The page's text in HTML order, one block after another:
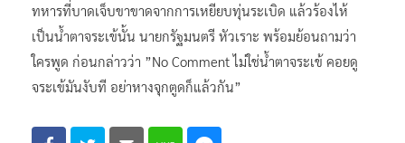
ทหารที่บาดเจ็บขาขาดจากการเหยียบทุ่นระเบิด แล้วร้องไห้
เป็นน้ำตาจระเข้นั้น นายกรัฐมนตรี หัวเราะ พร้อมย้อนถามว่า
ใครพูด ก่อนกล่าวว่า ”No Comment ไม่ใช่น้ำตาจระเข้ คอยดู
จระเข้มันงับที อย่าหางจุกตูดก็แล้วกัน”